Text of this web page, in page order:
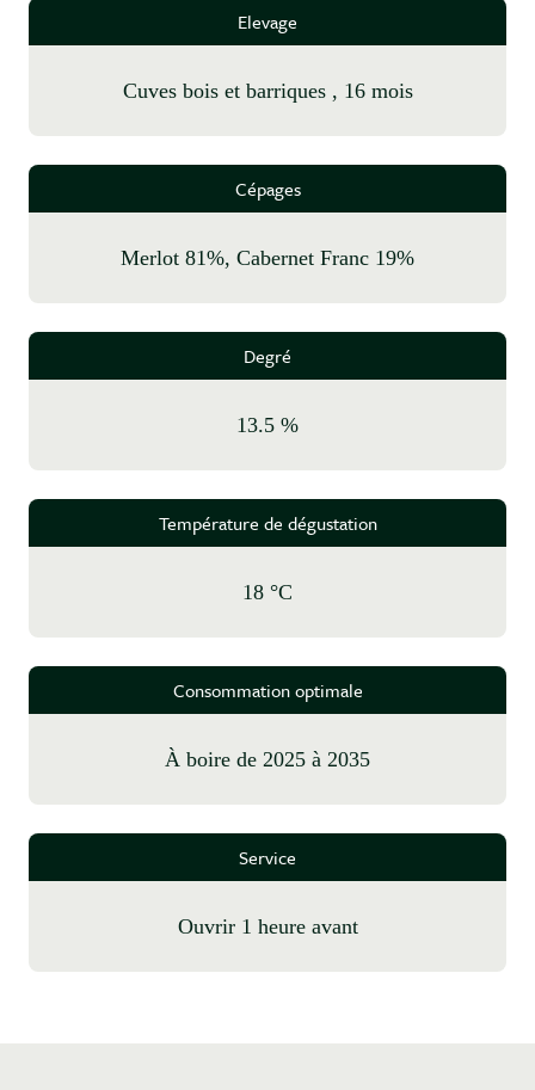
Elevage
cuves bois et barriques , 16 mois
Cépages
Merlot 81%, Cabernet Franc 19%
Degré
13.5 %
Température de dégustation
18 °C
Consommation optimale
à boire de 2025 à 2035
Service
Ouvrir 1 heure avant